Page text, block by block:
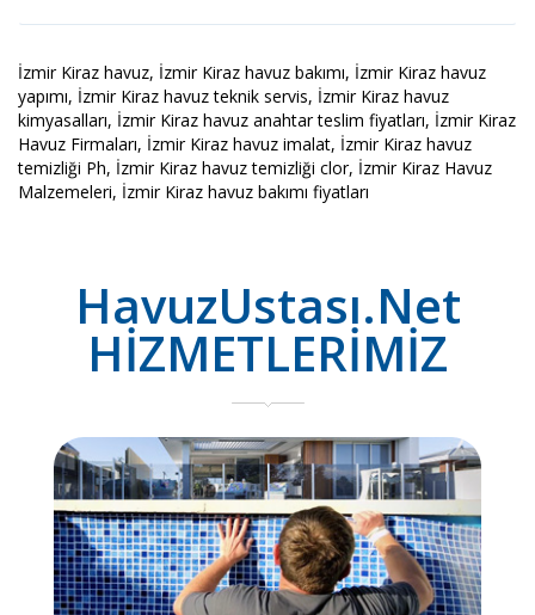
İzmir Kiraz havuz, İzmir Kiraz havuz bakımı, İzmir Kiraz havuz
yapımı, İzmir Kiraz havuz teknik servis, İzmir Kiraz havuz
kimyasalları, İzmir Kiraz havuz anahtar teslim fiyatları, İzmir Kiraz
Havuz Firmaları, İzmir Kiraz havuz imalat, İzmir Kiraz havuz
temizliği Ph, İzmir Kiraz havuz temizliği clor, İzmir Kiraz Havuz
Malzemeleri, İzmir Kiraz havuz bakımı fiyatları
HavuzUstası.Net
HİZMETLERİMİZ